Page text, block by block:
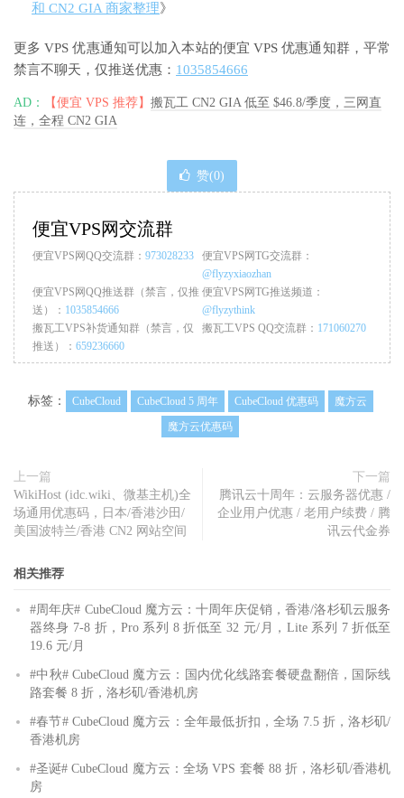
和 CN2 GIA 商家整理》
更多 VPS 优惠通知可以加入本站的便宜 VPS 优惠通知群，平常
禁言不聊天，仅推送优惠： 1035854666
AD： 【便宜 VPS 推荐】 搬瓦工 CN2 GIA 低至 $46.8/季度，三网直
连，全程 CN2 GIA
赞(0)
便宜VPS网交流群
便宜VPS网QQ交流群： 973028233
便宜VPS网TG交流群：
@flyzyxiaozhan
便宜VPS网QQ推送群（禁言，仅推
送）： 1035854666
便宜VPS网TG推送频道：
@flyzythink
搬瓦工VPS补货通知群（禁言，仅
推送）： 659236660
搬瓦工VPS QQ交流群： 171060270
标签： CubeCloud CubeCloud 5 周年 CubeCloud 优惠码
魔方云
魔方云优惠码
上一篇
WikiHost (idc.wiki、微基主机)全
场通用优惠码，日本/香港沙田/
美国波特兰/香港 CN2 网站空间
下一篇
腾讯云十周年：云服务器优惠 /
企业用户优惠 / 老用户续费 / 腾
讯云代金券
相关推荐
#周年庆# CubeCloud 魔方云：十周年庆促销，香港/洛杉矶云服务
器终身 7-8 折，Pro 系列 8 折低至 32 元/月，Lite 系列 7 折低至
19.6 元/月
#中秋# CubeCloud 魔方云：国内优化线路套餐硬盘翻倍，国际线
路套餐 8 折，洛杉矶/香港机房
#春节# CubeCloud 魔方云：全年最低折扣，全场 7.5 折，洛杉矶/
香港机房
#圣诞# CubeCloud 魔方云：全场 VPS 套餐 88 折，洛杉矶/香港机
房